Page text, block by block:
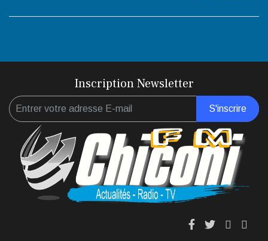
Inscription Newsletter
S'inscrire
fa
fa
fab